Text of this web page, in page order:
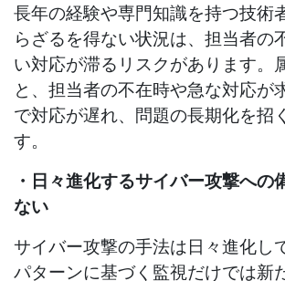
長年の経験や専門知識を持つ技術
らざるを得ない状況は、担当者の
い対応が滞るリスクがあります。
と、担当者の不在時や急な対応が
で対応が遅れ、問題の長期化を招
す。
・日々進化するサイバー攻撃への
ない
サイバー攻撃の手法は日々進化し
パターンに基づく監視だけでは新